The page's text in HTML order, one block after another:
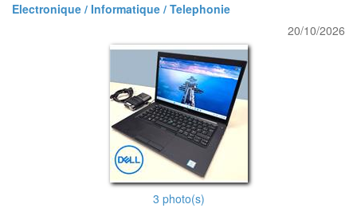
Electronique / Informatique / Telephonie
20/10/2026
3 photo(s)